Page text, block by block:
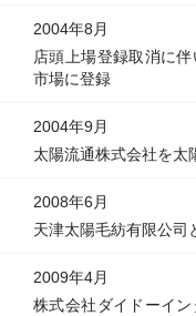
2004年8月
店頭上場登録取消に
市場に登録
2004年9月
太陽流通株式会社を太
2008年6月
天津太陽毛紡有限公司
2009年4月
株式会社ダイドーイ